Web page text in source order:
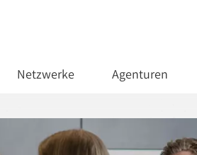
Netzwerke Agenturen